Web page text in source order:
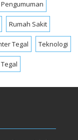
Pengumuman
Rumah Sakit
Tegal Teknologi